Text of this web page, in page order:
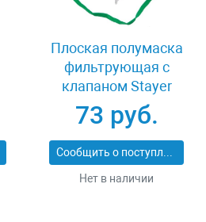
Плоская полумаска
фильтрующая с
клапаном Stayer
11113-2_z01
73 руб.
Сообщить о поступлении
Нет в наличии